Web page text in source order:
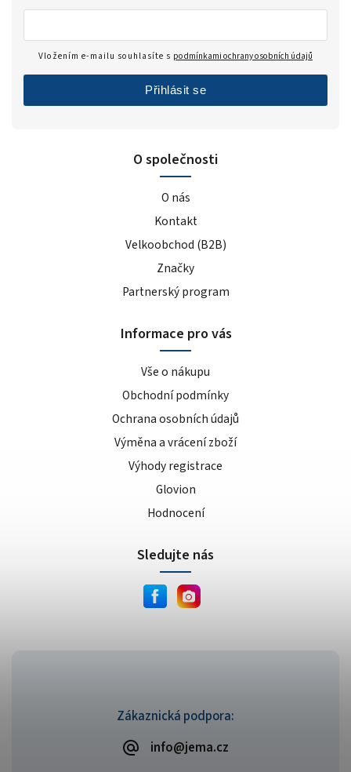
Zákaznická podpora:
info@jema.cz
O společnosti
O nás
Kontakt
Velkoobchod (B2B)
Značky
Partnerský program
Informace pro vás
Vše o nákupu
Obchodní podmínky
Ochrana osobních údajů
Výměna a vrácení zboží
Výhody registrace
Glovion
Hodnocení
Vložením e-mailu souhlasíte s podmínkami ochrany osobních údajů
Přihlásit se
Sledujte nás